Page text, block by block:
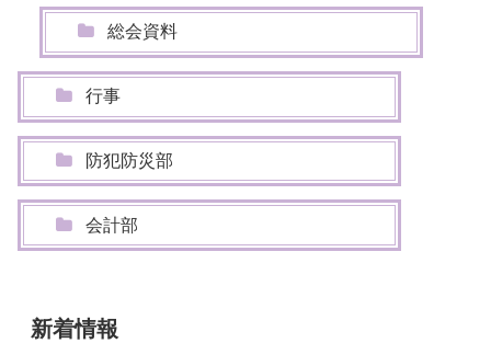
総会資料
行事
防犯防災部
会計部
新着情報